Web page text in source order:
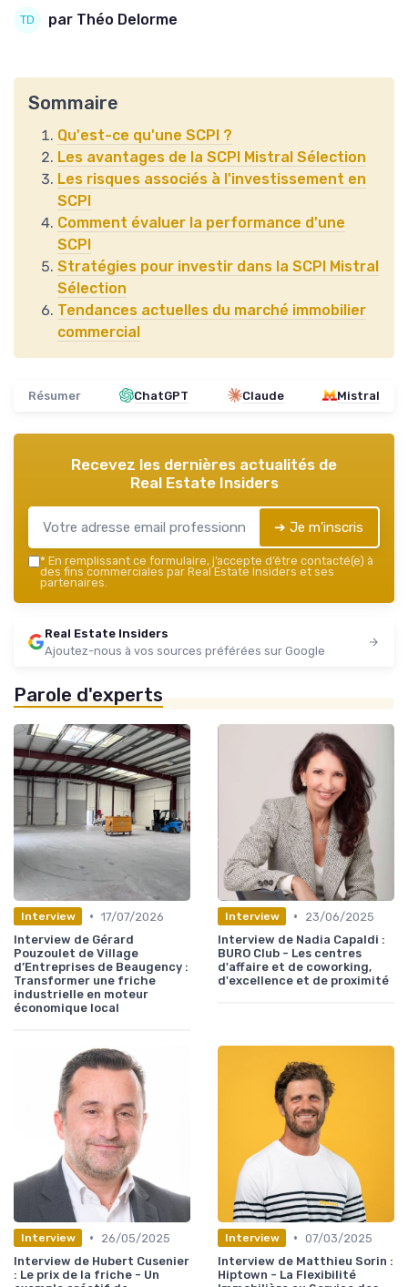
par Théo Delorme
Sommaire
Qu'est-ce qu'une SCPI ?
Les avantages de la SCPI Mistral Sélection
Les risques associés à l'investissement en
SCPI
Comment évaluer la performance d'une
SCPI
Stratégies pour investir dans la SCPI Mistral
Sélection
Tendances actuelles du marché immobilier
commercial
Résumer ChatGPT Claude Mistral
Recevez les dernières actualités de
Real Estate Insiders
➔ Je m'inscris
* En remplissant ce formulaire, j’accepte d’être contacté(e) à
des fins commerciales par Real Estate Insiders et ses
partenaires.
Real Estate Insiders
Ajoutez-nous à vos sources préférées sur Google
Parole d'experts
Interview • 17/07/2026
Interview de Gérard
Pouzoulet de Village
d’Entreprises de Beaugency :
Transformer une friche
industrielle en moteur
économique local
Interview •
23/06/2025
Interview de Nadia Capaldi :
BURO Club - Les centres
d'affaire et de coworking,
d'excellence et de proximité
Interview •
26/05/2025
Interview de Hubert Cusenier
: Le prix de la friche - Un
Interview • 07/03/2025
Interview de Matthieu Sorin :
Hiptown - La Flexibilité